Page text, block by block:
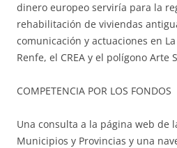
dinero europeo serviría para la
rehabilitación de viviendas
comunicación y actuaciones en
Renfe, el CREA y el polígono Arte
COMPETENCIA POR LOS FONDOS
Una consulta a la página web de
Municipios y Provincias y una